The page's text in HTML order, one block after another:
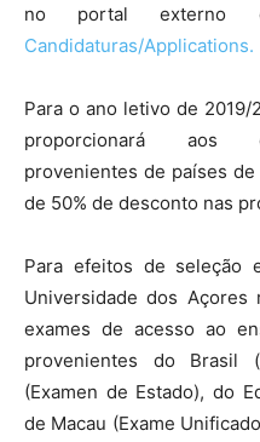
no portal externo
Candidaturas/Applications.
Para o ano letivo de
proporcionará aos
provenientes de países
de 50% de desconto nas
Para efeitos de seleção
Universidade dos
exames de acesso ao
provenientes do Brasil
(Examen de Estado), do
de Macau (Exame